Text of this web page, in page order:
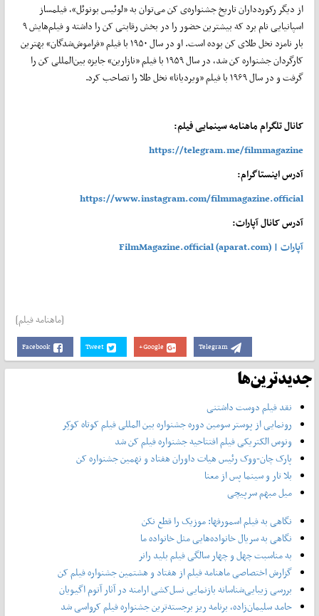
از دیگر رکوردداران تاریخ جشنواره‌ی کن می‌توان به «لوئیس بونوئل»،‌ فیلمساز
اسپانیایی نام برد که بیشترین حضور را در بخش رقابتی کن را داشته و فیلم‌هایش ۹
بار نامزد نخل طلای کن بوده است. او در سال ۱۹۵۰ با فیلم «فراموش‌شدگان» بهترین
کارگردان جشنواره‌ کن شد، در سال ۱۹۵۹ با فیلم «نازارین» جایزه‌ بین‌المللی کن را
گرفت و در سال ۱۹۶۹ با فیلم «ویردیانا» نخل طلا را تصاحب کرد.
کانال تلگرام ماهنامه سینمایی فیلم:
https://telegram.me/filmmagazine
آدرس اینستاگرام:
https://www.instagram.com/filmmagazine.official
آدرس کانال آپارات:
آپارات | FilmMagazine.official (aparat.com)
[ماهنامه فیلم]
Facebook Tweet Google+ Telegram
جدیدترین‌ها
نقد فیلم دوست داشتنی
رونمایی از پوستر‌ سومین دوره جشنواره بین المللی فیلم کوتاه کوکِر
ونوس الکتریکی فیلم افتتاحیه جشنواره فیلم کن شد
پارک چان-ووک رئیس هیات داوران هفتاد و نهمین جشنواره کن
بلا تار و سینما پس از معنا
میل مبهم سرپیچی
نگاهی به فیلم اسمورفها: موزیک را قطع نکن
نگاهی به سریال خانواده‌هایی مثل خانواده ما
به مناسبت چهل و چهار سالگی فیلم بلید رانر
گزارش اختصاصی ماهنامه فیلم از هفتاد و هشتمین جشنواره فیلم کن
بررسی زیبایی‌شناسانه بازنمایی نسل‌کشی ارامنه در آثار آتوم اگیویان
حامد سلیمان‌زاده، برنامه ریز برجسته‌ترین جشنواره فیلم کرواسی شد